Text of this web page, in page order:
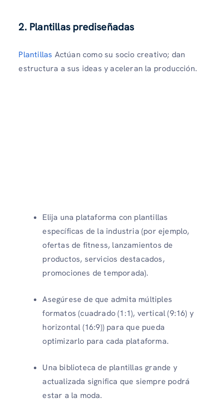
2. Plantillas prediseñadas
Plantillas Actúan como su socio creativo; dan
estructura a sus ideas y aceleran la producción.
Elija una plataforma con plantillas
específicas de la industria (por ejemplo,
ofertas de fitness, lanzamientos de
productos, servicios destacados,
promociones de temporada).
Asegúrese de que admita múltiples
formatos (cuadrado (1:1), vertical (9:16) y
horizontal (16:9)) para que pueda
optimizarlo para cada plataforma.
Una biblioteca de plantillas grande y
actualizada significa que siempre podrá
estar a la moda.